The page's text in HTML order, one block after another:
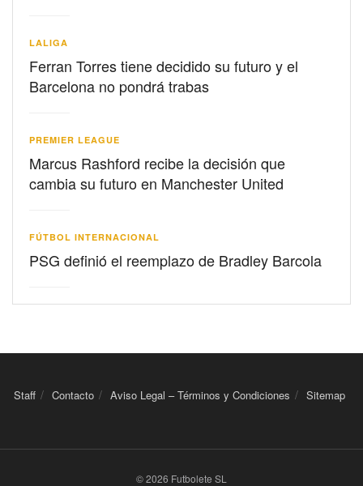
LALIGA
Ferran Torres tiene decidido su futuro y el
Barcelona no pondrá trabas
PREMIER LEAGUE
Marcus Rashford recibe la decisión que
cambia su futuro en Manchester United
FÚTBOL INTERNACIONAL
PSG definió el reemplazo de Bradley Barcola
Staff Contacto Aviso Legal – Términos y Condiciones Sitemap
© 2026 Futbolete SL